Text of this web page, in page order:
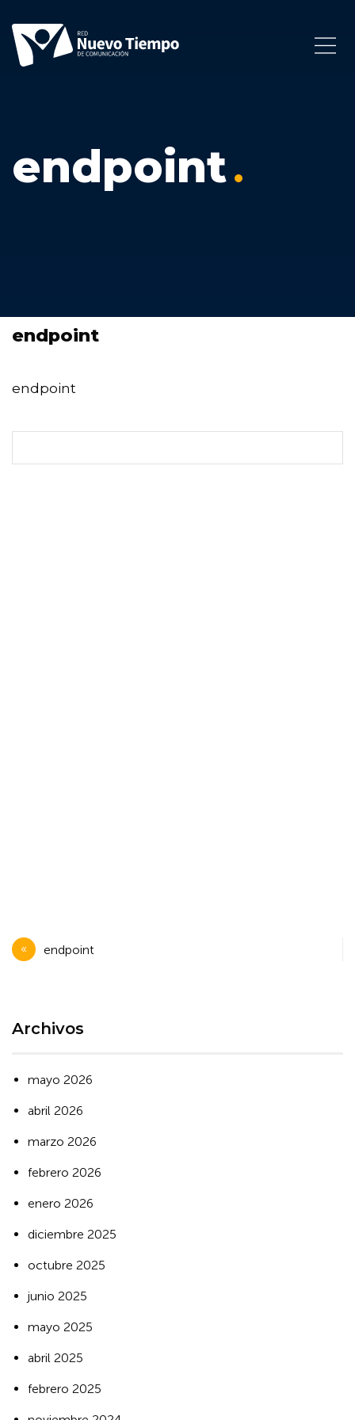
endpoint
endpoint
endpoint
Navegación
de
endpoint
Archivos
mayo 2026
abril 2026
marzo 2026
febrero 2026
enero 2026
diciembre 2025
octubre 2025
junio 2025
mayo 2025
abril 2025
febrero 2025